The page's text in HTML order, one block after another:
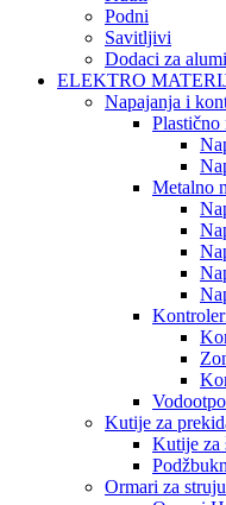
Podni
Savitljivi
Dodaci za
ELEKTRO
Napajanja i
Plastično
Metalno
Kutije za
Kutije za
Ormari za struju